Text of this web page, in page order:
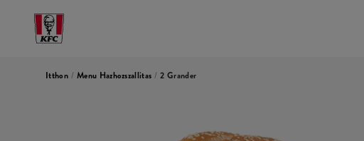
Itthon / Menu Hazhozszallitas / 2 Grander